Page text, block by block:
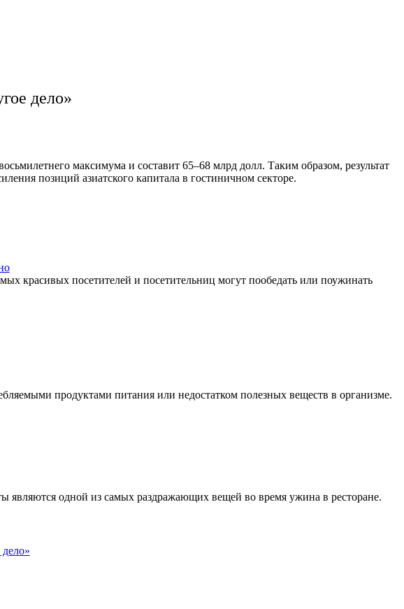
дело»
максимума и составит 65–68 млрд долл. Таким образом, результат
позиций азиатского капитала в гостиничном секторе.
красивых посетителей и посетительниц могут пообедать или поужинать
продуктами питания или недостатком полезных веществ в организме.
являются одной из самых раздражающих вещей во время ужина в ресторане.